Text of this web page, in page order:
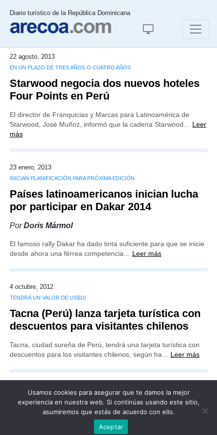
Diario turístico de la República Dominicana
22 agosto, 2013
EN UN PLAZO DE TRES AÑOS O CUATRO AÑOS
Starwood negocia dos nuevos hoteles
Four Points en Perú
El director de Franquicias y Marcas para Latinoamérica de
Starwood, José Muñoz, informó que la cadena Starwood… Leer
más
23 enero, 2013
INICIAN PLANIFICACIÓN PARA PRÓXIMA EDICIÓN
Países latinoamericanos inician lucha
por participar en Dakar 2014
PorDoris Mármol
El famoso rally Dakar ha dado tinta suficiente para que se inicie
desde ahora una férrea competencia… Leer más
4 octubre, 2012
TENDRÁ UN VALOR DE US$10
Tacna (Perú) lanza tarjeta turística con
descuentos para visitantes chilenos
Tacna, ciudad sureña de Perú, tendrá una tarjeta turística con
descuentos para los visitantes chilenos, según ha… Leer más
Usamos cookies para asegurar que te damos la mejor
experiencia en nuestra web. Si continúas usando este sitio,
asumiremos que estás de acuerdo con ello.
Aceptar
Publicidad Redacción Contacto
Todos los derechos reservados